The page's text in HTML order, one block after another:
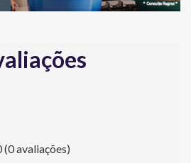
(0 avaliações)